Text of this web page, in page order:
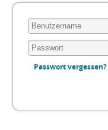
Passwort vergessen?